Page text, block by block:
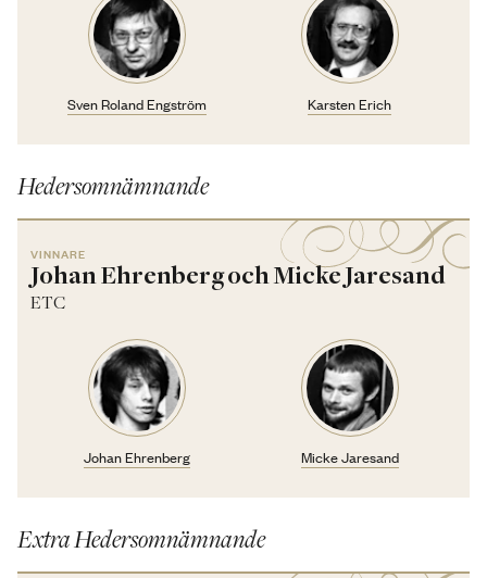
Sven Roland Engström Karsten Erich
Hedersomnämnande
VINNARE
Johan Ehrenberg och Micke Jaresand
ETC
Johan Ehrenberg Micke Jaresand
Extra Hedersomnämnande